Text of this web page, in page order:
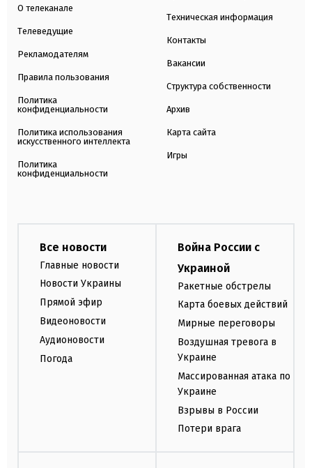
О телеканале
Телеведущие
Рекламодателям
Правила пользования
Политика
конфиденциальности
Политика использования
искусственного интеллекта
Политика
конфиденциальности
Техническая информация
Контакты
Вакансии
Структура собственности
Архив
Карта сайта
Игры
Все новости
Главные новости
Новости Украины
Прямой эфир
Видеоновости
Аудионовости
Погода
Война России с
Украиной
Ракетные обстрелы
Карта боевых действий
Мирные переговоры
Воздушная тревога в
Украине
Массированная атака по
Украине
Взрывы в России
Потери врага